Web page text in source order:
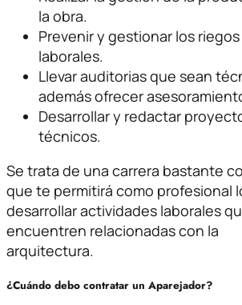
la obra.
Prevenir y gestionar los riegos
laborales.
Llevar auditorias que sean
además ofrecer
Desarrollar y redactar
técnicos.
Se trata de una carrera bastante
que te permitirá como profesional
desarrollar actividades laborales
encuentren relacionadas con la
arquitectura.
¿Cuándo debo contratar un Aparejador?